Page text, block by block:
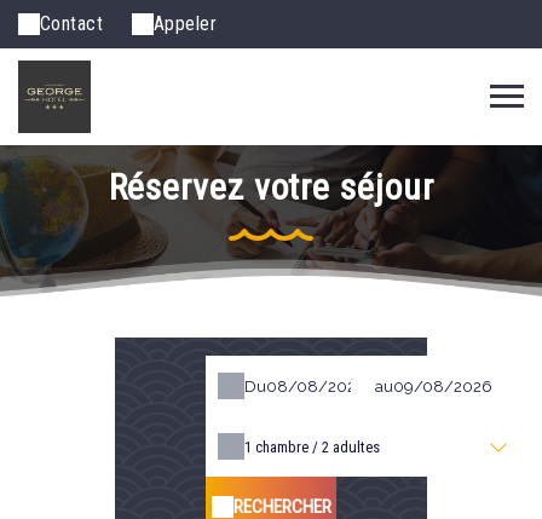
Contact Appeler
Réservez votre séjour
Du au
1 chambre / 2 adultes
RECHERCHER